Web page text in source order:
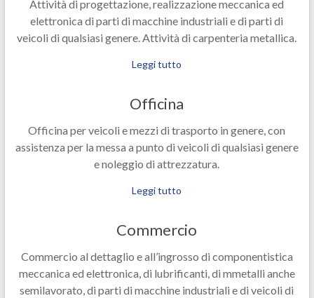
Attività di progettazione, realizzazione meccanica ed
elettronica di parti di macchine industriali e di parti di
veicoli di qualsiasi genere. Attività di carpenteria metallica.
Leggi tutto
Officina
Officina per veicoli e mezzi di trasporto in genere, con
assistenza per la messa a punto di veicoli di qualsiasi genere
e noleggio di attrezzatura.
Leggi tutto
Commercio
Commercio al dettaglio e all’ingrosso di componentistica
meccanica ed elettronica, di lubrificanti, di mmetalli anche
semilavorato, di parti di macchine industriali e di veicoli di